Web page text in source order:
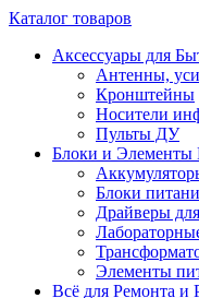
Каталог товаров
Аксессуары для
Антенны,
Кронштейны
Носители
Пульты ДУ
Блоки и Элементы
Блоки
Драйверы
Элементы
Всё для Ремонта и